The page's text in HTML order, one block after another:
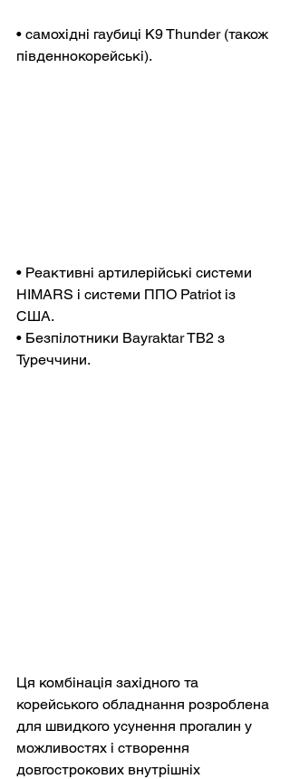
• самохідні гаубиці K9 Thunder (також
південнокорейські).
• Реактивні артилерійські системи
HIMARS і системи ППО Patriot із
США.
• Безпілотники Bayraktar TB2 з
Туреччини.
Ця комбінація західного та
корейського обладнання розроблена
для швидкого усунення прогалин у
можливостях і створення
довгострокових внутрішніх